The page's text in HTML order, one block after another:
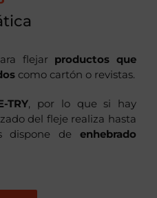
flejar productos que
como cartón o revistas.
TRY, por lo que si hay
del fleje realiza hasta
dispone de enhebrado